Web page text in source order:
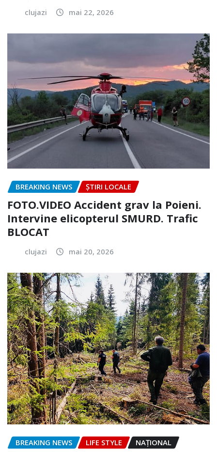
clujazi mai 22, 2026
BREAKING NEWS ȘTIRI LOCALE
FOTO.VIDEO Accident grav la Poieni.
Intervine elicopterul SMURD. Trafic
BLOCAT
clujazi mai 20, 2026
BREAKING NEWS LIFE STYLE NAŢIONAL